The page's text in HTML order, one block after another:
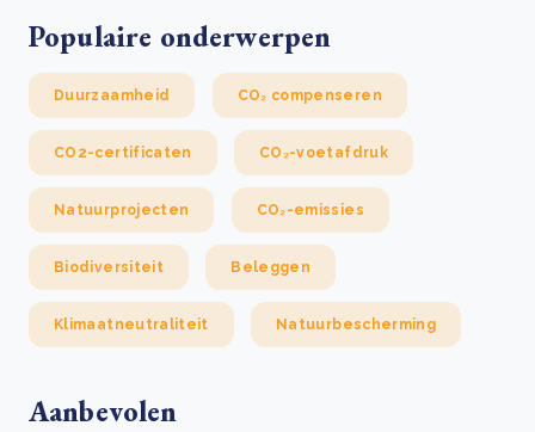
Populaire onderwerpen
Duurzaamheid CO₂ compenseren
CO2-certificaten CO₂-voetafdruk
Natuurprojecten CO₂-emissies
Biodiversiteit Beleggen
Klimaatneutraliteit Natuurbescherming
Aanbevolen